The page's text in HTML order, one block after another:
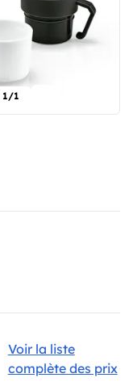
1/1
Voir la liste
complète des prix